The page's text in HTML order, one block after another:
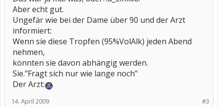
Aber echt gut.
Ungefär wie bei der Dame über 90 und der Arzt
informiert:
Wenn sie diese Tropfen (95%VolAlk) jeden Abend
nehmen,
könnten sie davon abhängig werden.
Sie."Fragt sich nur wie lange noch"
Der Arzt:
#3
14. April 2009